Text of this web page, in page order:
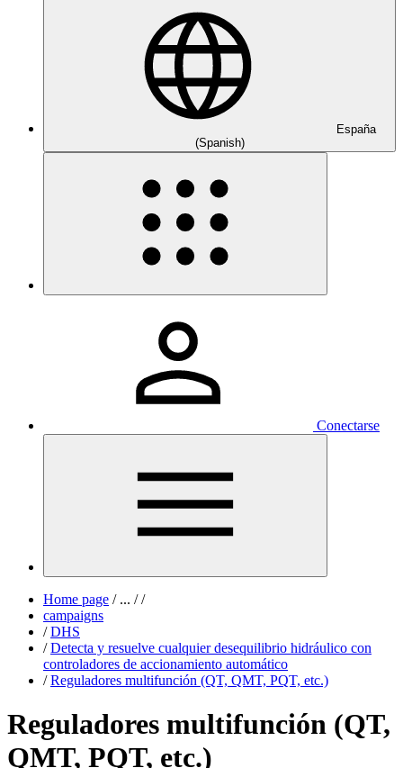
España
(Spanish)
Conectarse
Home page /... / /
campaigns
/ DHS
/ Detecta y resuelve cualquier desequilibrio hidráulico con
controladores de accionamiento automático
/ Reguladores multifunción (QT, QMT, PQT, etc.)
Reguladores multifunción (QT,
QMT, PQT, etc.)